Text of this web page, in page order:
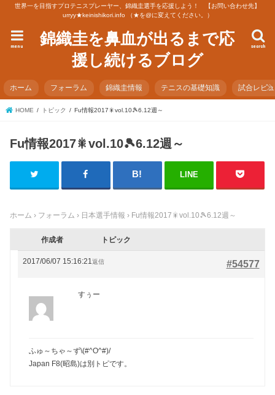
世界一を目指すプロテニスプレーヤー、錦織圭選手を応援しよう！ 【お問い合わせ先】
urryy★keinishikori.info （★を@に変えてください。）
錦織圭を鼻血が出るまで応
援し続けるブログ
search
menu
ホーム フォーラム 錦織圭情報 テニスの基礎知識 試合レビ
HOME トピック Fu情報2017🎇vol.10🎾6.12週～
Fu情報2017🎇vol.10🎾6.12週～
LINE
ホーム › フォーラム › 日本選手情報 › Fu情報2017🎇vol.10🎾6.12週～
作成者 トピック
2017/06/07 15:16:21 #54577
返信
すぅー
ふゅ～ちゃ～ず\(#^O^#)/
Japan F8(昭島)は別トピです。